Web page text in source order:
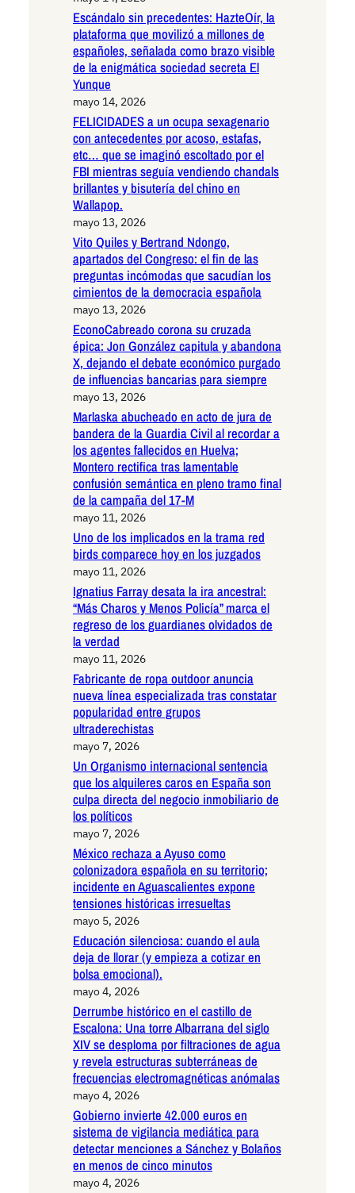
Escándalo sin precedentes: HazteOír, la
plataforma que movilizó a millones de
españoles, señalada como brazo visible
de la enigmática sociedad secreta El
Yunque
mayo 14, 2026
FELICIDADES a un ocupa sexagenario
con antecedentes por acoso, estafas,
etc… que se imaginó escoltado por el
FBI mientras seguía vendiendo chandals
brillantes y bisutería del chino en
Wallapop.
mayo 13, 2026
Vito Quiles y Bertrand Ndongo,
apartados del Congreso: el fin de las
preguntas incómodas que sacudían los
cimientos de la democracia española
mayo 13, 2026
EconoCabreado corona su cruzada
épica: Jon González capitula y abandona
X, dejando el debate económico purgado
de influencias bancarias para siempre
mayo 13, 2026
Marlaska abucheado en acto de jura de
bandera de la Guardia Civil al recordar a
los agentes fallecidos en Huelva;
Montero rectifica tras lamentable
confusión semántica en pleno tramo final
de la campaña del 17-M
mayo 11, 2026
Uno de los implicados en la trama red
birds comparece hoy en los juzgados
mayo 11, 2026
Ignatius Farray desata la ira ancestral:
“Más Charos y Menos Policía” marca el
regreso de los guardianes olvidados de
la verdad
mayo 11, 2026
Fabricante de ropa outdoor anuncia
nueva línea especializada tras constatar
popularidad entre grupos
ultraderechistas
mayo 7, 2026
Un Organismo internacional sentencia
que los alquileres caros en España son
culpa directa del negocio inmobiliario de
los políticos
mayo 7, 2026
México rechaza a Ayuso como
colonizadora española en su territorio;
incidente en Aguascalientes expone
tensiones históricas irresueltas
mayo 5, 2026
Educación silenciosa: cuando el aula
deja de llorar (y empieza a cotizar en
bolsa emocional).
mayo 4, 2026
Derrumbe histórico en el castillo de
Escalona: Una torre Albarrana del siglo
XIV se desploma por filtraciones de agua
y revela estructuras subterráneas de
frecuencias electromagnéticas anómalas
mayo 4, 2026
Gobierno invierte 42.000 euros en
sistema de vigilancia mediática para
detectar menciones a Sánchez y Bolaños
en menos de cinco minutos
mayo 4, 2026